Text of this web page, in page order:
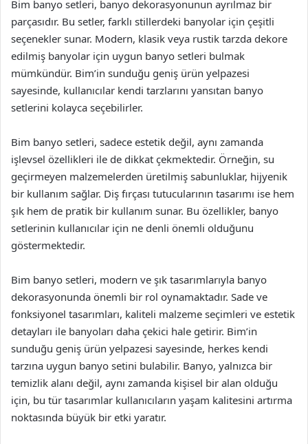
Bim banyo setleri, banyo dekorasyonunun ayrılmaz bir
parçasıdır. Bu setler, farklı stillerdeki banyolar için çeşitli
seçenekler sunar. Modern, klasik veya rustik tarzda dekore
edilmiş banyolar için uygun banyo setleri bulmak
mümkündür. Bim’in sunduğu geniş ürün yelpazesi
sayesinde, kullanıcılar kendi tarzlarını yansıtan banyo
setlerini kolayca seçebilirler.
Bim banyo setleri, sadece estetik değil, aynı zamanda
işlevsel özellikleri ile de dikkat çekmektedir. Örneğin, su
geçirmeyen malzemelerden üretilmiş sabunluklar, hijyenik
bir kullanım sağlar. Diş fırçası tutucularının tasarımı ise hem
şık hem de pratik bir kullanım sunar. Bu özellikler, banyo
setlerinin kullanıcılar için ne denli önemli olduğunu
göstermektedir.
Bim banyo setleri, modern ve şık tasarımlarıyla banyo
dekorasyonunda önemli bir rol oynamaktadır. Sade ve
fonksiyonel tasarımları, kaliteli malzeme seçimleri ve estetik
detayları ile banyoları daha çekici hale getirir. Bim’in
sunduğu geniş ürün yelpazesi sayesinde, herkes kendi
tarzına uygun banyo setini bulabilir. Banyo, yalnızca bir
temizlik alanı değil, aynı zamanda kişisel bir alan olduğu
için, bu tür tasarımlar kullanıcıların yaşam kalitesini artırma
noktasında büyük bir etki yaratır.